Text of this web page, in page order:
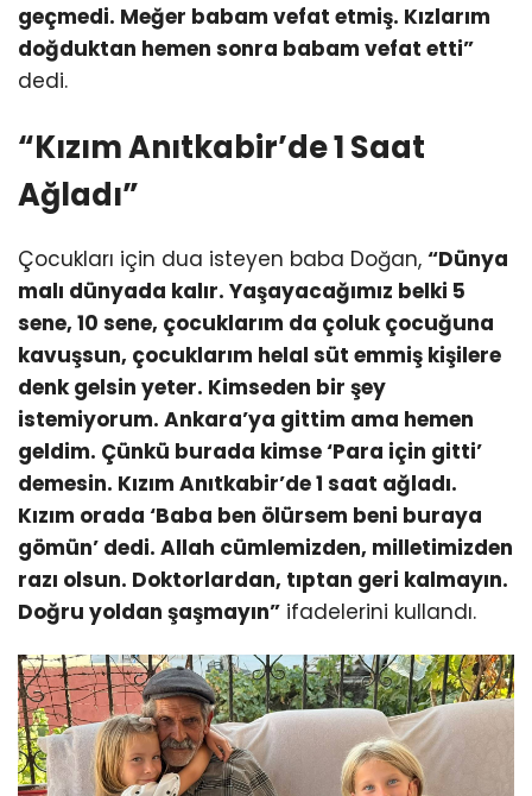
geçmedi. Meğer babam vefat etmiş. Kızlarım
doğduktan hemen sonra babam vefat etti”
dedi.
“Kızım Anıtkabir’de 1 Saat
Ağladı”
Çocukları için dua isteyen baba Doğan, “Dünya
malı dünyada kalır. Yaşayacağımız belki 5
sene, 10 sene, çocuklarım da çoluk çocuğuna
kavuşsun, çocuklarım helal süt emmiş kişilere
denk gelsin yeter. Kimseden bir şey
istemiyorum. Ankara’ya gittim ama hemen
geldim. Çünkü burada kimse ‘Para için gitti’
demesin. Kızım Anıtkabir’de 1 saat ağladı.
Kızım orada ‘Baba ben ölürsem beni buraya
gömün’ dedi. Allah cümlemizden, milletimizden
razı olsun. Doktorlardan, tıptan geri kalmayın.
Doğru yoldan şaşmayın” ifadelerini kullandı.